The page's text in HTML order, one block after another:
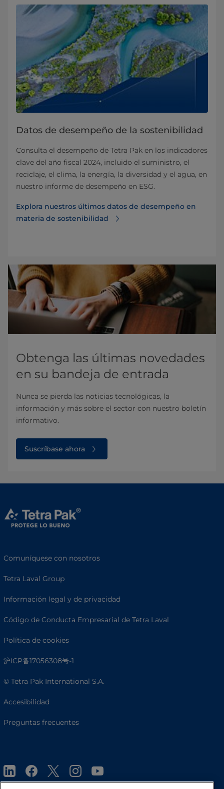
Datos de desempeño de la sostenibilidad
Consulta el desempeño de Tetra Pak en los indicadores
clave del año fiscal 2024, incluido el suministro, el
reciclaje, el clima, la energía, la diversidad y el agua, en
nuestro informe de desempeño en ESG.
Explora nuestros últimos datos de desempeño en
materia de sostenibilidad
Obtenga las últimas novedades
en su bandeja de entrada
Nunca se pierda las noticias tecnológicas, la
información y más sobre el sector con nuestro boletín
informativo.
Suscríbase ahora
Comuníquese con nosotros
Tetra Laval Group
Información legal y de privacidad
Código de Conducta Empresarial de Tetra Laval
Política de cookies
沪ICP备17056308号-1
© Tetra Pak International S.A.
Accesibilidad
Preguntas frecuentes